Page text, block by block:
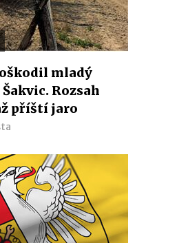
mladý
Rozsah
příští jaro